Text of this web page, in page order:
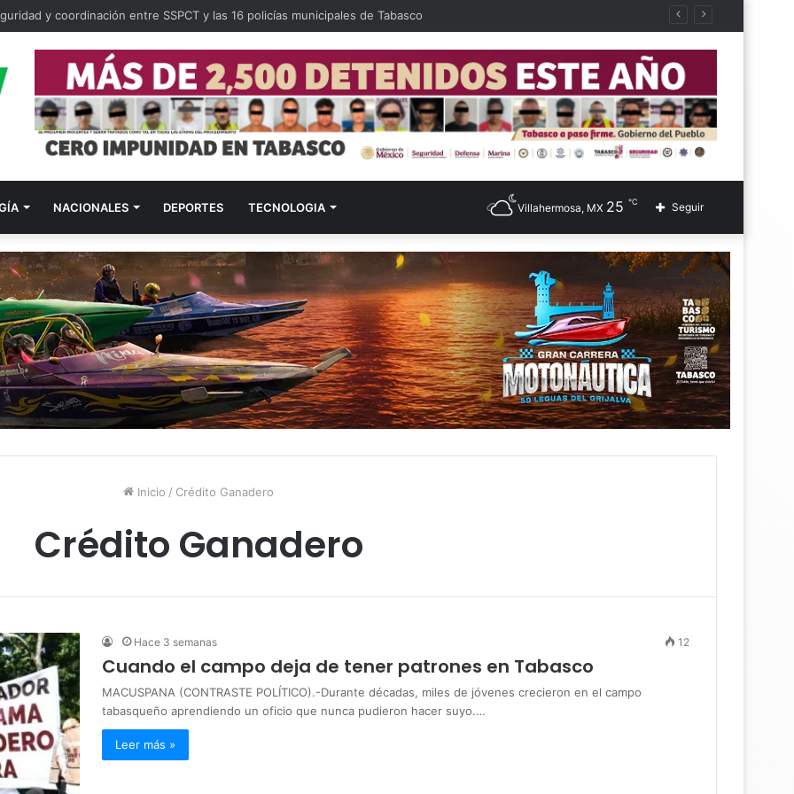
y coordinación entre SSPCT y las 16 policías municipales de Tabasco
NACIONALES DEPORTES TECNOLOGIA Seguir
Villahermosa, MX 25 ℃
Inicio / Crédito Ganadero
Crédito Ganadero
Hace 3 semanas 12
Cuando el campo deja de tener patrones en Tabasco
MACUSPANA (CONTRASTE POLÍTICO).-Durante décadas, miles de jóvenes crecieron en el campo
tabasqueño aprendiendo un oficio que nunca pudieron hacer suyo.…
Leer más »